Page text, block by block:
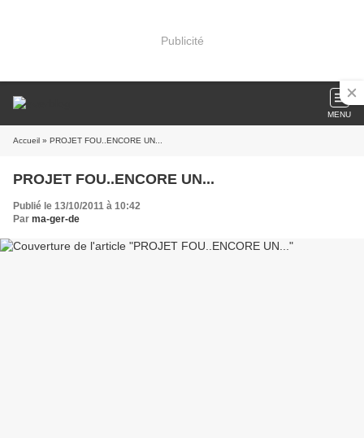
Publicité
MENU
Accueil » PROJET FOU..ENCORE UN...
PROJET FOU..ENCORE UN...
Publié le 13/10/2011 à 10:42
Par ma-ger-de